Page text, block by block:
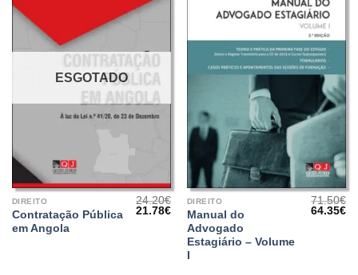
ESGOTADO
DIREITO
Contratação Pública
em Angola
24.20€
O
21.78€O
preço
atual
21.78€.
DIREITO
Manual do
Advogado
Estagiário – Volume
71.50€
O
64.35€O